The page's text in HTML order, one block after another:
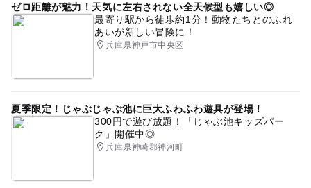
ゼロ距離が魅力！天気に左右されない全天候型も嬉しい◎
最寄り駅から徒歩約1分！動物たちとのふれ
あいが新しい冒険に！
兵庫県神戸市中央区
夏季限定！じゃぶじゃぶ池に巨大ふわふわ遊具が登場！
300円で遊び放題！「じゃぶ池キッズパー
ク」開催中◎
兵庫県神崎郡神河町